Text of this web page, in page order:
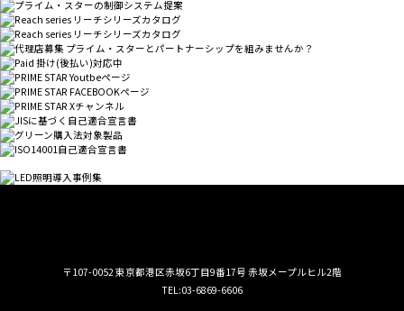
〒107-0052 東京都港区赤坂6丁目9番17号 赤坂メープルヒル2階
TEL:03-6869-6606